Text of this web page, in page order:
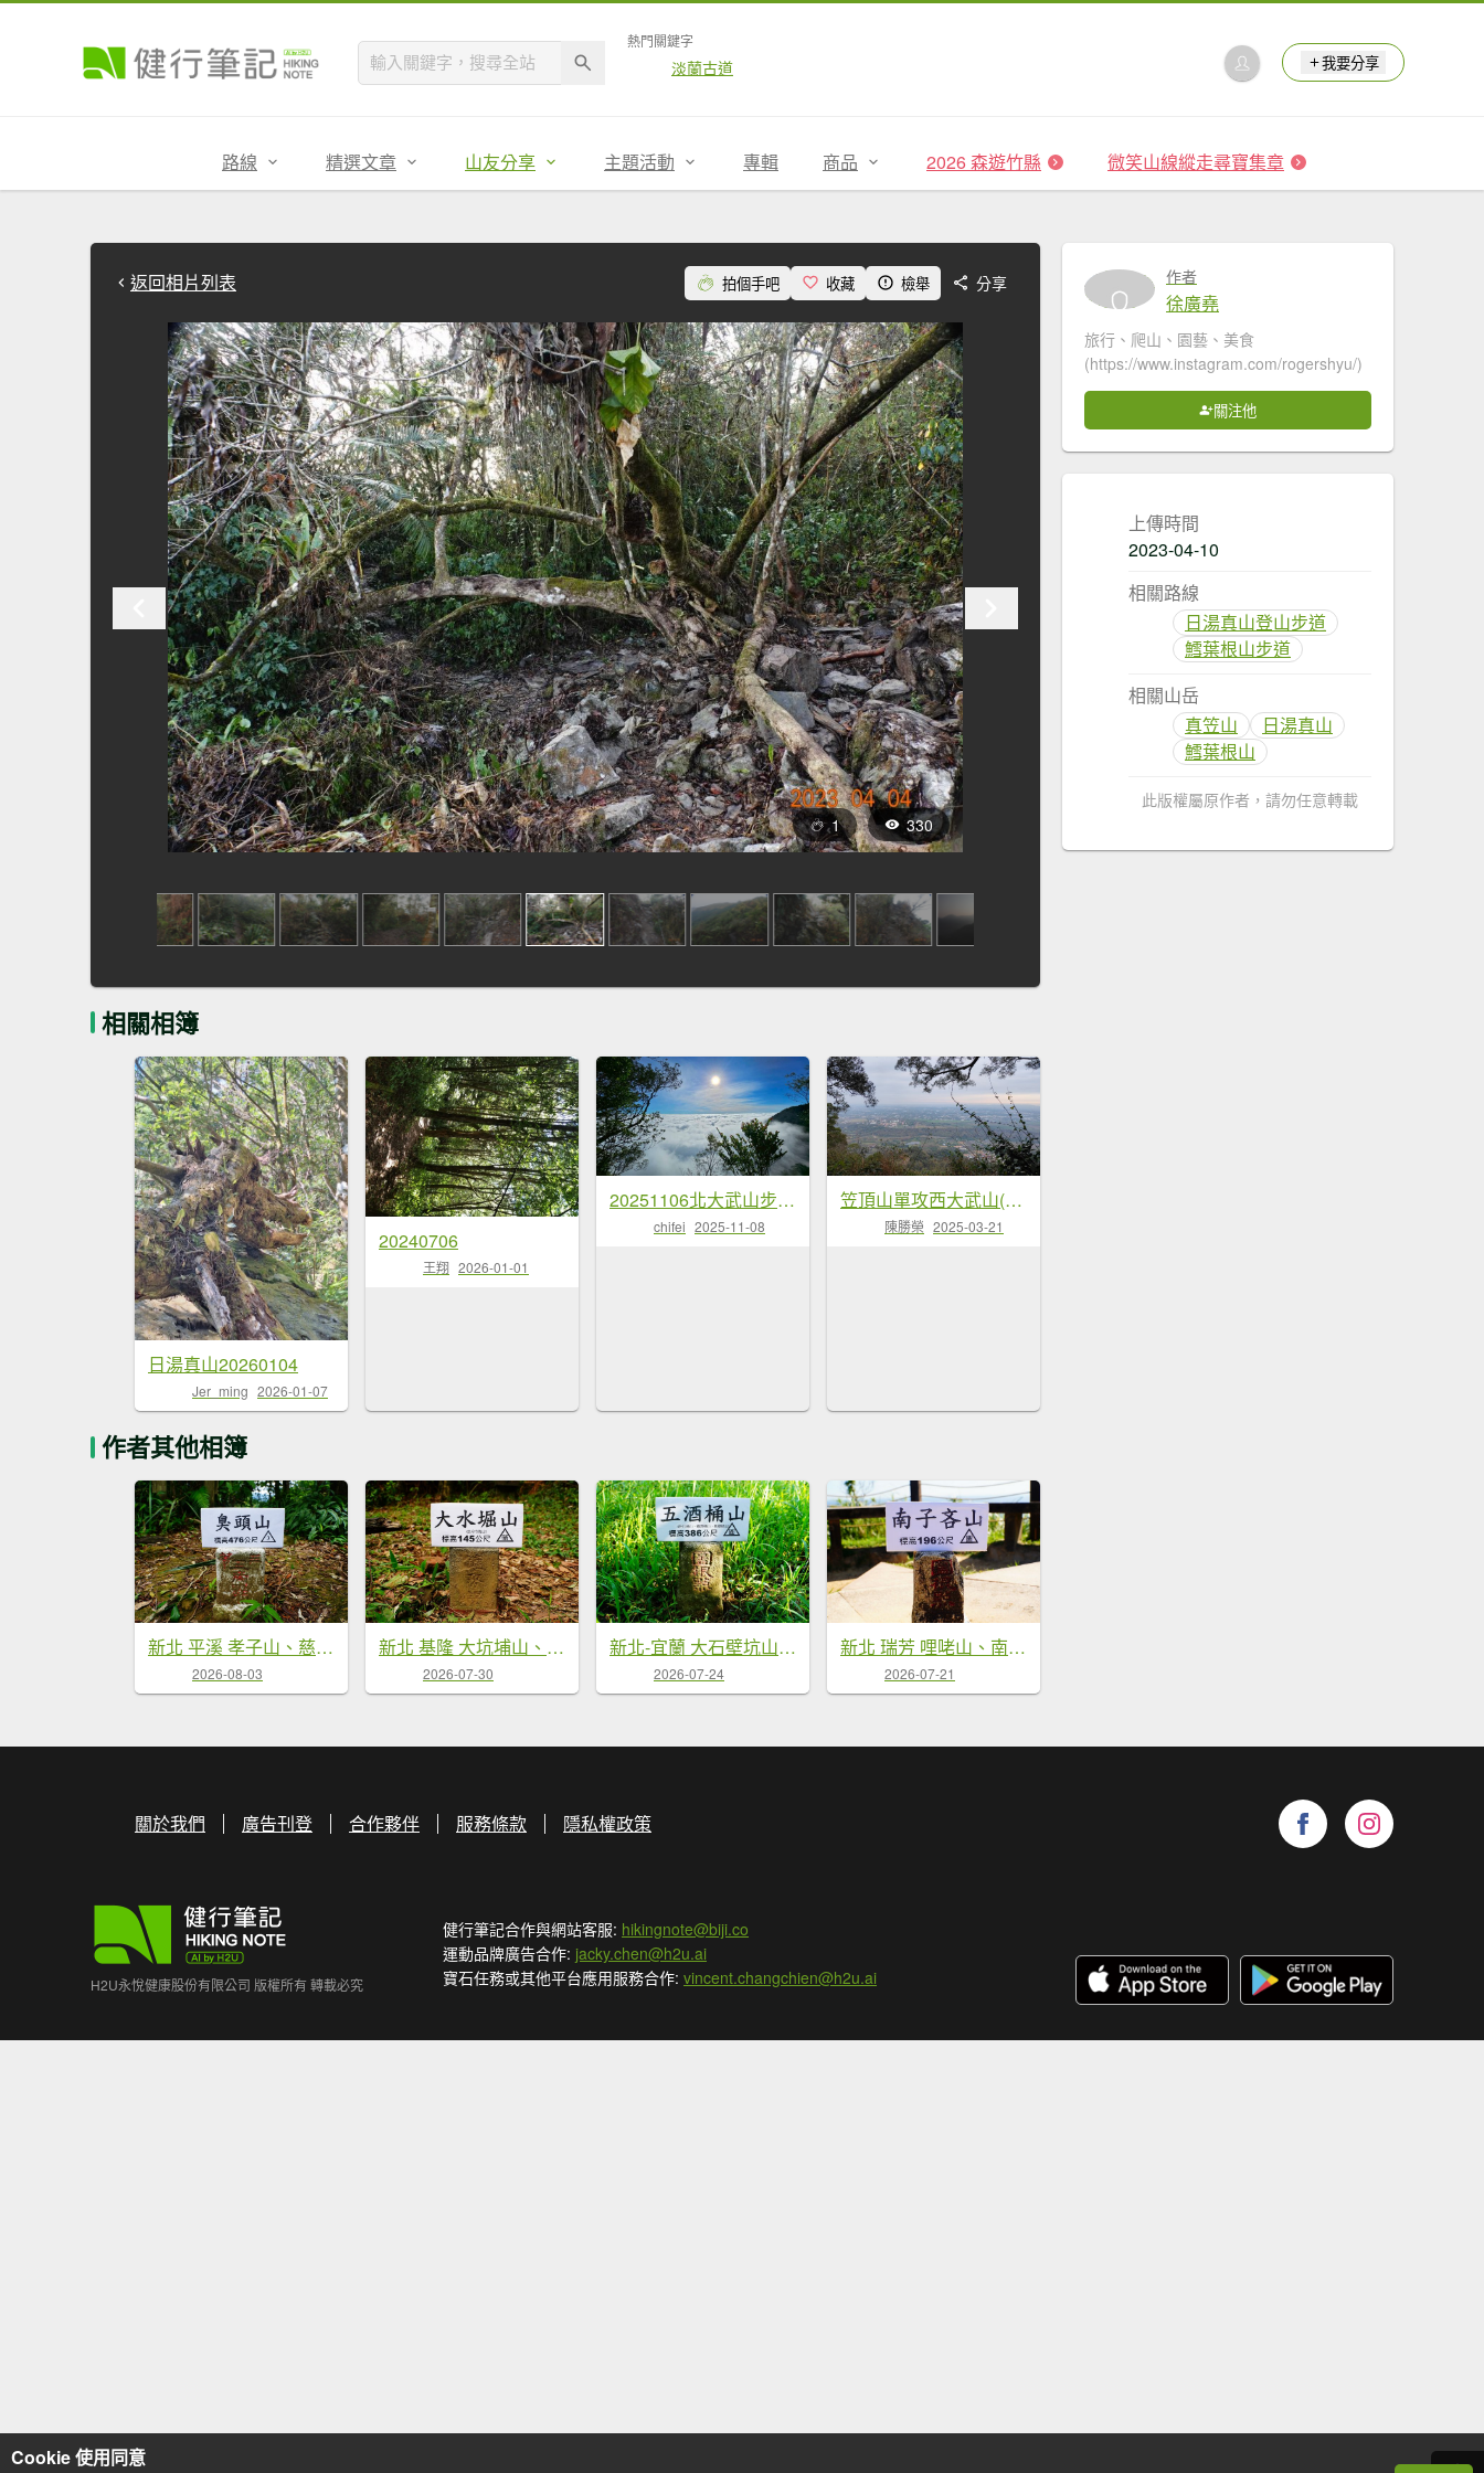
熱門關鍵字
淡蘭古道 我要分享
路線 精選文章 山友分享 主題活動 專輯 商品 2026 森遊竹縣 微笑山線縱走尋寶集章
返回相片列表 拍個手吧 收藏 檢舉 分享
1 330
相關相簿
日湯真山20260104
Jer_ming 2026-01-07
20240706
王翔 2026-01-01
20251106北大武山步道☁️ 喜多麗雲海
chifei 2025-11-08
笠頂山單攻西大武山(西北峰) 九星連珠搏命演出歷險記 2025年3月20日
陳勝榮 2025-03-21
作者其他相簿
新北 平溪 孝子山、慈母峰、普陀山、中央尖、臭頭山
2026-08-03
新北 基隆 大坑埔山、月眉山、長命山、大水堀山、金交椅山、紅淡山、鳥嘴山西峰
2026-07-30
新北-宜蘭 大石壁坑山、五酒桶山、龍崗山、灣坑頭山
2026-07-24
新北 瑞芳 哩咾山、南子吝山
2026-07-21
作者
徐廣堯
旅行、爬山、園藝、美食
(https://www.instagram.com/rogershyu/)
關注他
上傳時間
2023-04-10
相關路線
日湯真山登山步道
鱈葉根山步道
相關山岳
真笠山
日湯真山
鱈葉根山
此版權屬原作者，請勿任意轉載
關於我們 廣告刊登 合作夥伴 服務條款 隱私權政策
H2U永悅健康股份有限公司 版權所有 轉載必究
健行筆記合作與網站客服: hikingnote@biji.co
運動品牌廣告合作: jacky.chen@h2u.ai
寶石任務或其他平台應用服務合作: vincent.changchien@h2u.ai
Cookie 使用同意